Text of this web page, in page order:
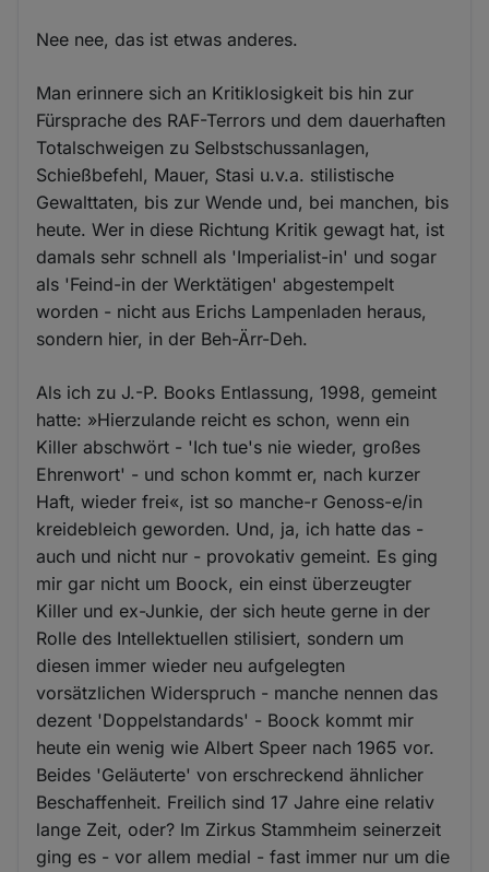
Nee nee, das ist etwas anderes.
Man erinnere sich an Kritiklosigkeit bis hin zur
Fürsprache des RAF-Terrors und dem dauerhaften
Totalschweigen zu Selbstschussanlagen,
Schießbefehl, Mauer, Stasi u.v.a. stilistische
Gewalttaten, bis zur Wende und, bei manchen, bis
heute. Wer in diese Richtung Kritik gewagt hat, ist
damals sehr schnell als 'Imperialist-in' und sogar
als 'Feind-in der Werktätigen' abgestempelt
worden - nicht aus Erichs Lampenladen heraus,
sondern hier, in der Beh-Ärr-Deh.
Als ich zu J.-P. Books Entlassung, 1998, gemeint
hatte: »Hierzulande reicht es schon, wenn ein
Killer abschwört - 'Ich tue's nie wieder, großes
Ehrenwort' - und schon kommt er, nach kurzer
Haft, wieder frei«, ist so manche-r Genoss-e/in
kreidebleich geworden. Und, ja, ich hatte das -
auch und nicht nur - provokativ gemeint. Es ging
mir gar nicht um Boock, ein einst überzeugter
Killer und ex-Junkie, der sich heute gerne in der
Rolle des Intellektuellen stilisiert, sondern um
diesen immer wieder neu aufgelegten
vorsätzlichen Widerspruch - manche nennen das
dezent 'Doppelstandards' - Boock kommt mir
heute ein wenig wie Albert Speer nach 1965 vor.
Beides 'Geläuterte' von erschreckend ähnlicher
Beschaffenheit. Freilich sind 17 Jahre eine relativ
lange Zeit, oder? Im Zirkus Stammheim seinerzeit
ging es - vor allem medial - fast immer nur um die